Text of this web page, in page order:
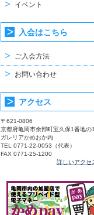
イベント
入会はこちら
ご入会方法
お問い合わせ
アクセス
〒621-0806
京都府亀岡市余部町宝久保1番地の1
ガレリアかめおか内
TEL 0771-22-0053（代表）
FAX 0771-25-1200
詳しいアクセ